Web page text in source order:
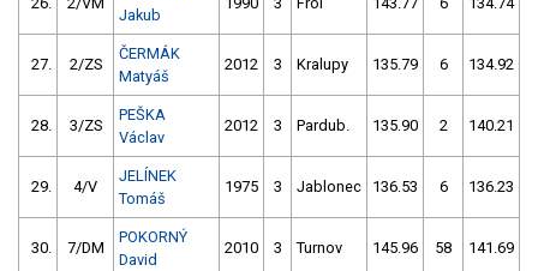
Jakub
27. 2/ZS
ČERMÁK
Matyáš
2012 3 Kralupy 135.79 6 134.92
28. 3/ZS
PEŠKA
Václav
2012 3 Pardub. 135.90 2 140.21
29. 4/V
JELÍNEK
Tomáš
1975 3 Jablonec 136.53 6 136.23
30. 7/DM
POKORNÝ
David
2010 3 Turnov 145.96 58 141.69